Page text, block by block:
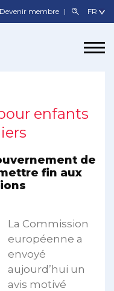
Devenir membre
enfants
de
fin aux
La Commission
européenne a
envoyé
aujourd’hui un
avis motivé